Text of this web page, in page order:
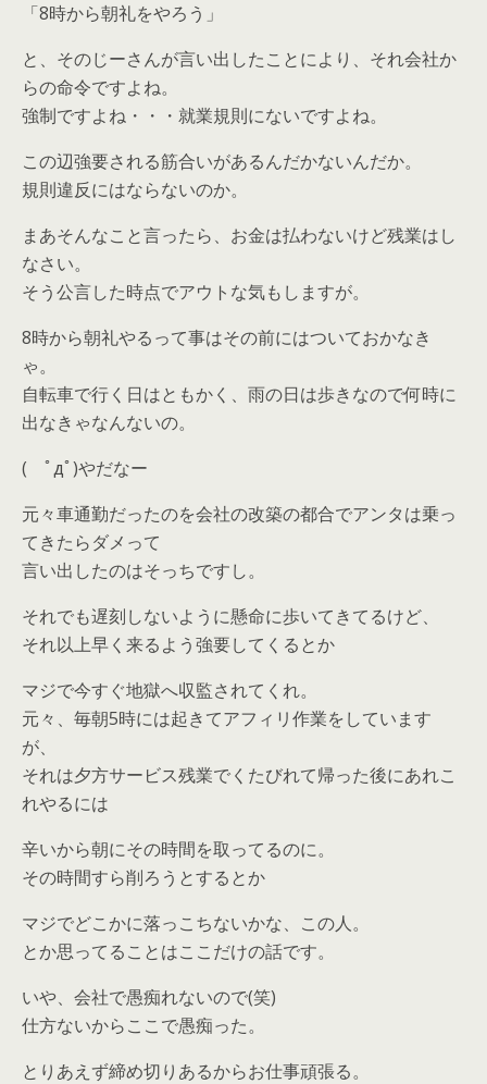
「8時から朝礼をやろう」
と、そのじーさんが言い出したことにより、それ会社か
らの命令ですよね。
強制ですよね・・・就業規則にないですよね。
この辺強要される筋合いがあるんだかないんだか。
規則違反にはならないのか。
まあそんなこと言ったら、お金は払わないけど残業はし
なさい。
そう公言した時点でアウトな気もしますが。
8時から朝礼やるって事はその前にはついておかなき
ゃ。
自転車で行く日はともかく、雨の日は歩きなので何時に
出なきゃなんないの。
( ﾟдﾟ)やだなー
元々車通勤だったのを会社の改築の都合でアンタは乗っ
てきたらダメって
言い出したのはそっちですし。
それでも遅刻しないように懸命に歩いてきてるけど、
それ以上早く来るよう強要してくるとか
マジで今すぐ地獄へ収監されてくれ。
元々、毎朝5時には起きてアフィリ作業をしています
が、
それは夕方サービス残業でくたびれて帰った後にあれこ
れやるには
辛いから朝にその時間を取ってるのに。
その時間すら削ろうとするとか
マジでどこかに落っこちないかな、この人。
とか思ってることはここだけの話です。
いや、会社で愚痴れないので(笑)
仕方ないからここで愚痴った。
とりあえず締め切りあるからお仕事頑張る。